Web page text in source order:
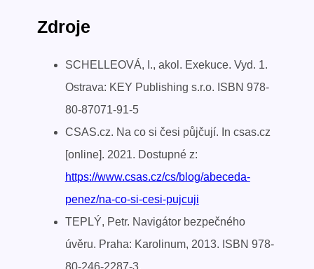
Zdroje
SCHELLEOVÁ, I., akol. Exekuce. Vyd. 1.
Ostrava: KEY Publishing s.r.o. ISBN 978-
80-87071-91-5
CSAS.cz. Na co si česi půjčují. In csas.cz
[online]. 2021. Dostupné z:
https://www.csas.cz/cs/blog/abeceda-
penez/na-co-si-cesi-pujcuji
TEPLÝ, Petr. Navigátor bezpečného
úvěru. Praha: Karolinum, 2013. ISBN 978-